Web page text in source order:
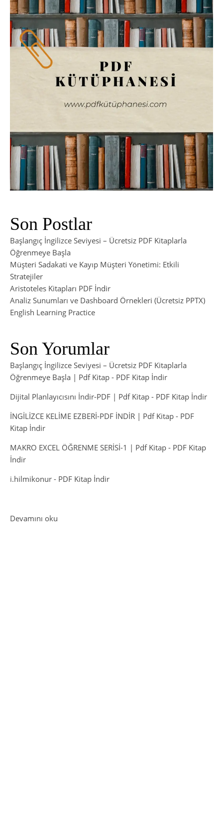
Son Postlar
Başlangıç İngilizce Seviyesi – Ücretsiz PDF Kitaplarla
Öğrenmeye Başla
Müşteri Sadakati ve Kayıp Müşteri Yönetimi: Etkili
Stratejiler
Aristoteles Kitapları PDF İndir
Analiz Sunumları ve Dashboard Örnekleri (Ücretsiz PPTX)
English Learning Practice
Son Yorumlar
Başlangıç İngilizce Seviyesi – Ücretsiz PDF Kitaplarla
Öğrenmeye Başla | Pdf Kitap - PDF Kitap İndir
Dijital Planlayıcısını İndir-PDF | Pdf Kitap - PDF Kitap İndir
İNGİLİZCE KELİME EZBERİ-PDF İNDİR | Pdf Kitap - PDF
Kitap İndir
MAKRO EXCEL ÖĞRENME SERİSİ-1 | Pdf Kitap - PDF Kitap
İndir
i.hilmikonur - PDF Kitap İndir
Devamını oku